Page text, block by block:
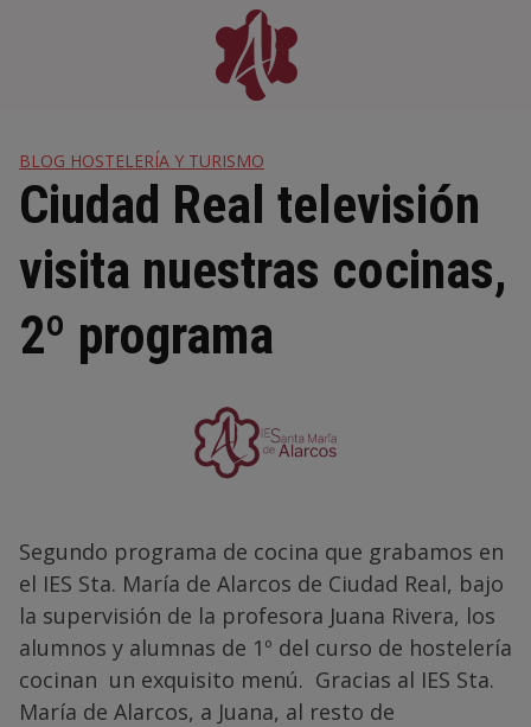
BLOG HOSTELERÍA Y TURISMO
Ciudad Real televisión
visita nuestras cocinas,
2º programa
Segundo programa de cocina que grabamos en
el IES Sta. María de Alarcos de Ciudad Real, bajo
la supervisión de la profesora Juana Rivera, los
alumnos y alumnas de 1º del curso de hostelería
cocinan un exquisito menú. Gracias al IES Sta.
María de Alarcos, a Juana, al resto de